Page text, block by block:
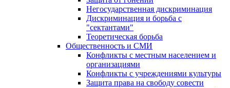
Негосударственная дискриминация
Дискриминация и борьба с
"сектантами"
Теоретическая борьба
Общественность и СМИ
Конфликты с местным населением и
организациями
Конфликты с учреждениями культуры
Защита права на свободу совести